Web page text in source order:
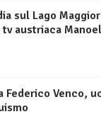
sul Lago
austriaca
Federico Venco,